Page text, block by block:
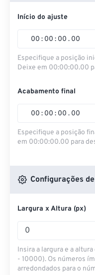
Início do ajuste
00 : 00 : 00 . 00
Especifique a posição
Deixe em 00:00:00.00
Acabamento final
00 : 00 : 00 . 00
Especifique a posição
em 00:00:00.00 para
Configurações
Largura x Altura (px)
Insira a largura e a
- 10000). Os números
arredondados para o